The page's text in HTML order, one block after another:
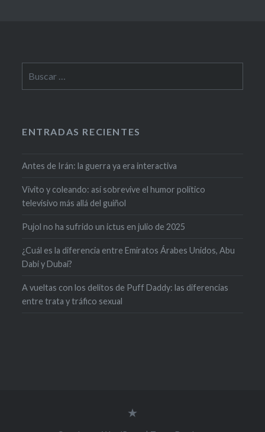
ENTRADAS RECIENTES
Antes de Irán: la guerra ya era interactiva
Vivito y coleando: así sobrevive el humor político
televisivo más allá del guiñol
Pujol no ha sufrido un ictus en julio de 2025
¿Cuál es la diferencia entre Emiratos Árabes Unidos, Abu
Dabi y Dubai?
A vueltas con los delitos de Puff Daddy: las diferencias
entre trata y tráfico sexual